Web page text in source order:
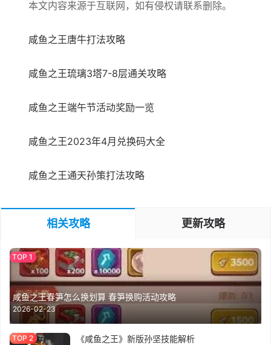
本文内容来源于互联网，如有侵权请联系删除。
咸鱼之王唐牛打法攻略
咸鱼之王琉璃3塔7-8层通关攻略
咸鱼之王端午节活动奖励一览
咸鱼之王2023年4月兑换码大全
咸鱼之王通天孙策打法攻略
相关攻略 更新攻略
咸鱼之王春笋怎么换划算 春笋换购活动攻略
2026-02-23
《咸鱼之王》新版孙坚技能解析